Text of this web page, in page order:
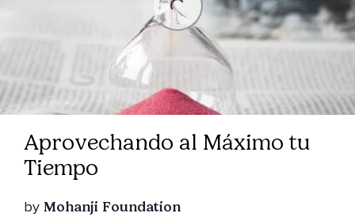
Loading...
Aprovechando al Máximo tu
Tiempo
by Mohanji Foundation